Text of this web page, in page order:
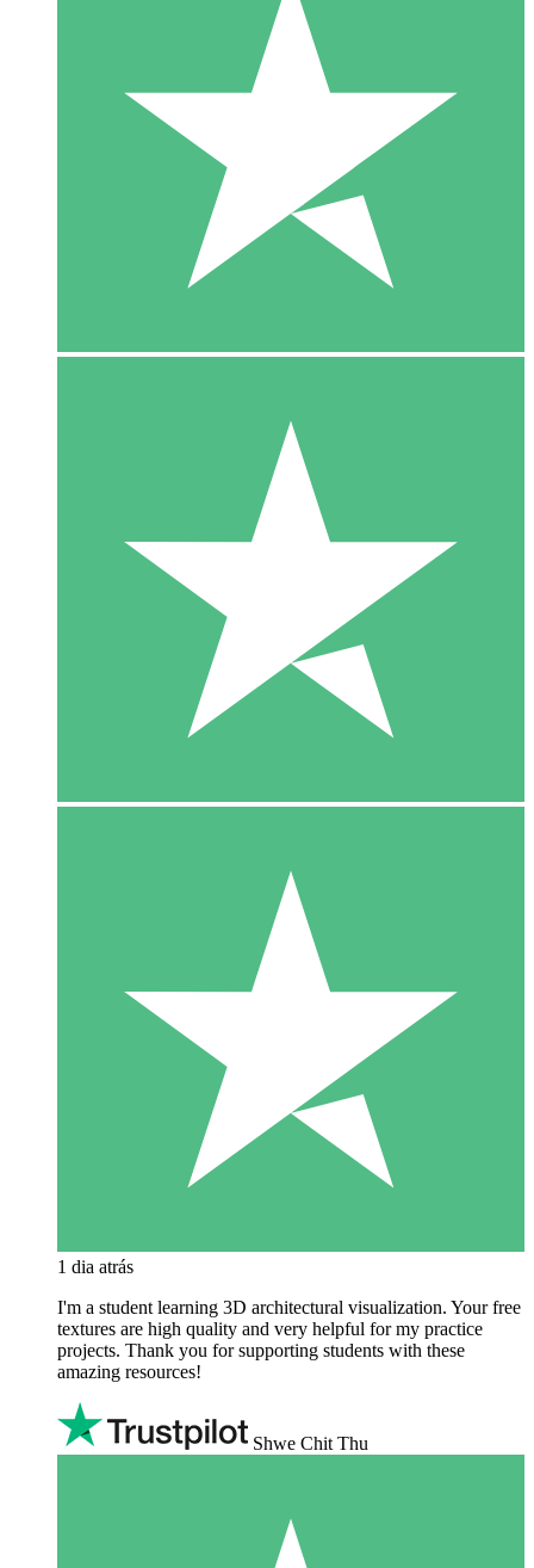
1 dia atrás
I'm a student learning 3D architectural visualization. Your free
textures are high quality and very helpful for my practice
projects. Thank you for supporting students with these
amazing resources!
Shwe Chit Thu